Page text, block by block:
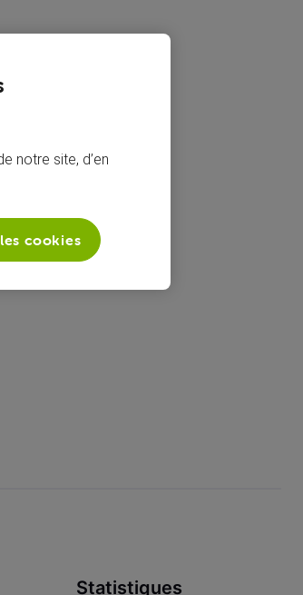
Statistiques
notre site, d’en
cookies